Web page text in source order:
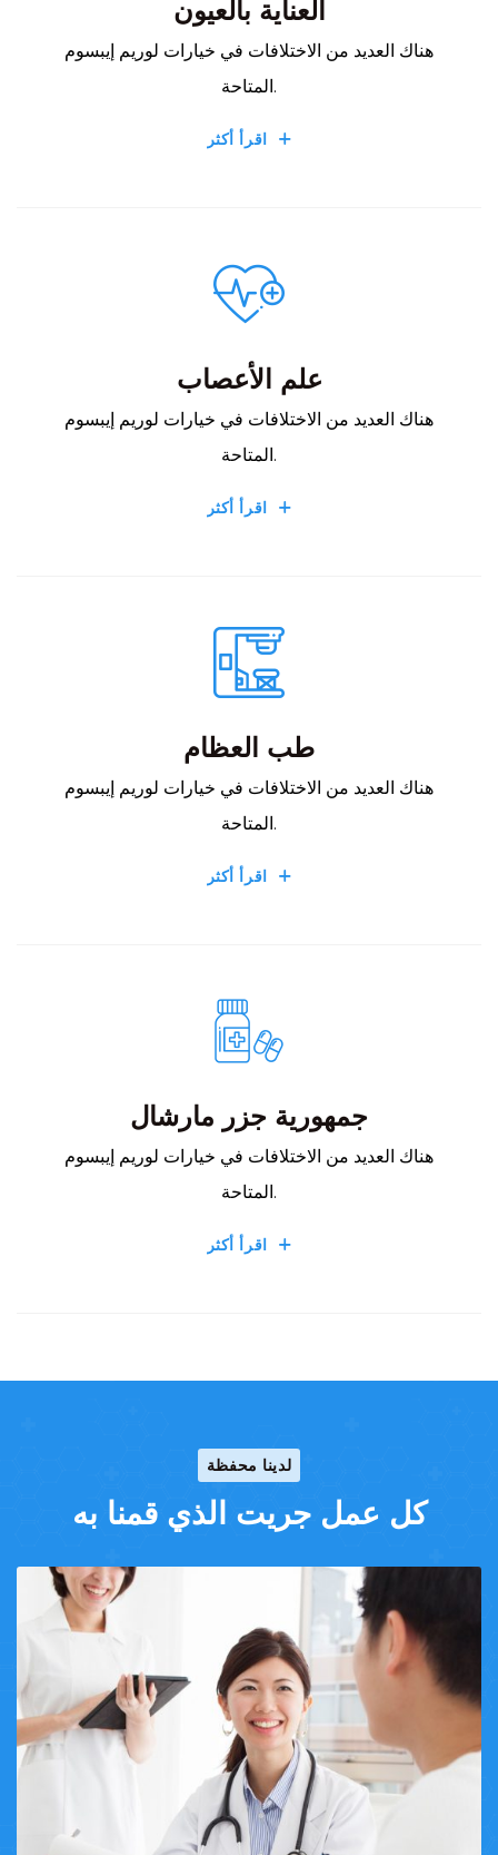
العناية بالعيون
هناك العديد من الاختلافات في خيارات لوريم إيبسوم
المتاحة.
اقرأ أكثر
علم الأعصاب
هناك العديد من الاختلافات في خيارات لوريم إيبسوم
المتاحة.
اقرأ أكثر
طب العظام
هناك العديد من الاختلافات في خيارات لوريم إيبسوم
المتاحة.
اقرأ أكثر
جمهورية جزر مارشال
هناك العديد من الاختلافات في خيارات لوريم إيبسوم
المتاحة.
اقرأ أكثر
لدينا محفظة
كل عمل جريت الذي قمنا به